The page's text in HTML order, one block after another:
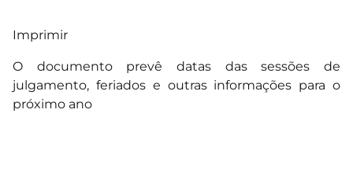
Imprimir
O documento prevê datas das sessões de
julgamento, feriados e outras informações para o
próximo ano